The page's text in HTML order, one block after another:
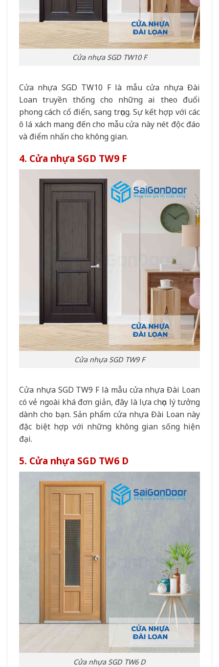
Cửa nhựa SGD TW10 F
Cửa nhựa SGD TW10 F là mẫu cửa nhựa Đài
Loan truyền thống cho những ai theo đuổi
phong cách cổ điển, sang trọng. Sự kết hợp với các
ô lá xách mang đến cho mẫu cửa này nét độc đáo
và điểm nhấn cho không gian.
4. Cửa nhựa SGD TW9 F
Cửa nhựa SGD TW9 F
Cửa nhựa SGD TW9 F là mẫu cửa nhựa Đài Loan
có vẻ ngoài khá đơn giản, đây là lựa chọn lý tưởng
dành cho bạn. Sản phẩm cửa nhựa Đài Loan này
đặc biệt hợp với những không gian sống hiện
đại.
5. Cửa nhựa SGD TW6 D
Cửa nhựa SGD TW6 D